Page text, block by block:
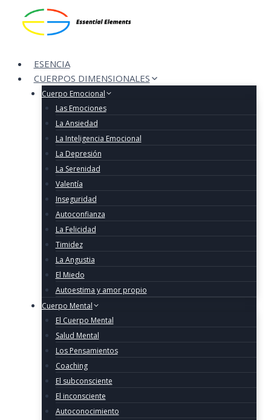
content
ESENCIA
CUERPOS DIMENSIONALES
Cuerpo Emocional
Las Emociones
La Ansiedad
La Inteligencia Emocional
La Depresión
La Serenidad
Valentía
Inseguridad
Autoconfianza
La Felicidad
Timidez
La Angustia
El Miedo
Autoestima y amor propio
Cuerpo Mental
El Cuerpo Mental
Salud Mental
Los Pensamientos
Coaching
El subconsciente
El inconsciente
Autoconocimiento